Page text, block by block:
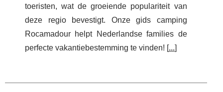
toeristen, wat de groeiende populariteit van
deze regio bevestigt. Onze gids camping
Rocamadour helpt Nederlandse families de
perfecte vakantiebestemming te vinden! [...]